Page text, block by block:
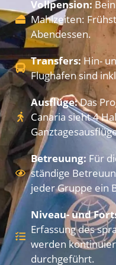
Vollpension:
Mahlzeiten:
Abendessen.
Transfers:Hin-
Flughafen sind
Ausflüge:Das
Canaria sieht 4
Betreuung: Für
ständige
jeder Gruppe ein
Niveau- und
Erfassung des
werden
durchgeführt.